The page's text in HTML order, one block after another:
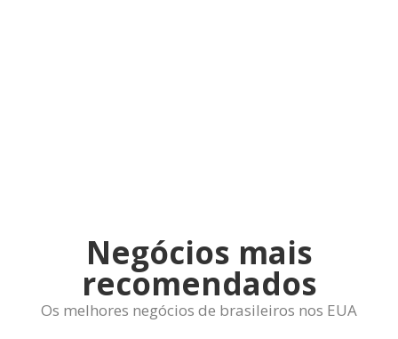
Negócios mais
recomendados
Os melhores negócios de brasileiros nos EUA